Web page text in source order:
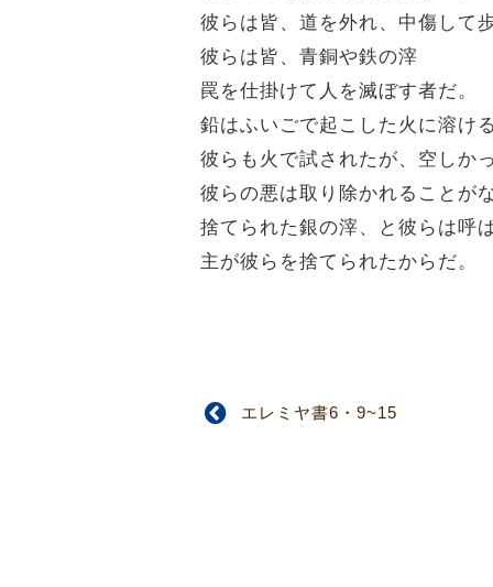
彼らは皆、道を外れ、中傷して歩
彼らは皆、青銅や鉄の滓
罠を仕掛けて人を滅ぼす者だ。
鉛はふいごで起こした火に溶ける
彼らも火で試されたが、空しかっ
彼らの悪は取り除かれることが
捨てられた銀の滓、と彼らは呼
主が彼らを捨てられたからだ。
エレミヤ書6・9~15